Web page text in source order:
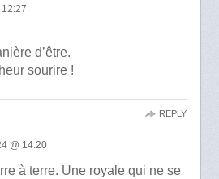
d’être.
sourire !
@ 14:20
à terre. Une royale qui ne se
REPLY